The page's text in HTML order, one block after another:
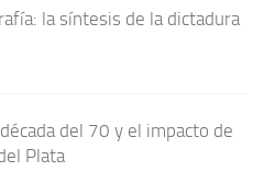
la síntesis de la dictadura
del 70 y el impacto de
Plata